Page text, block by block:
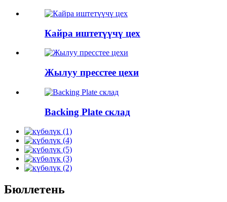
Кайра иштетүүчү цех
Жылуу пресстее цехи
Backing Plate склад
Бюллетень